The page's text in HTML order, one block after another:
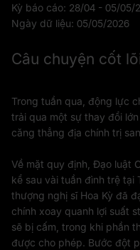
Kỳ báo cáo: 28/04 - 05/05/
Ngày dữ liệu: 05/05/2026
Câu chuyện cốt
Trong tuần qua, động lực
trải qua một sự thay đổi
căng thẳng địa chính trị
Về mặt quy định, Đạo luật
kể sau vài tuần đình trệ tại
thượng nghị sĩ Hoa Kỳ đã
chính xoay quanh lợi suất
sẽ bị cấm, trong khi phần
được cho phép. Bước đột